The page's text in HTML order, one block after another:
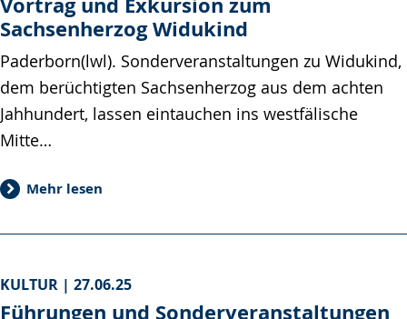
Sachsenherzog Widukind
Paderborn(lwl). Sonderveranstaltungen zu Widukind,
dem berüchtigten Sachsenherzog aus dem achten
Jahhundert, lassen eintauchen ins westfälische
Mitte…
Mehr lesen
KULTUR | 27.06.25
Führungen und Sonderveranstaltungen